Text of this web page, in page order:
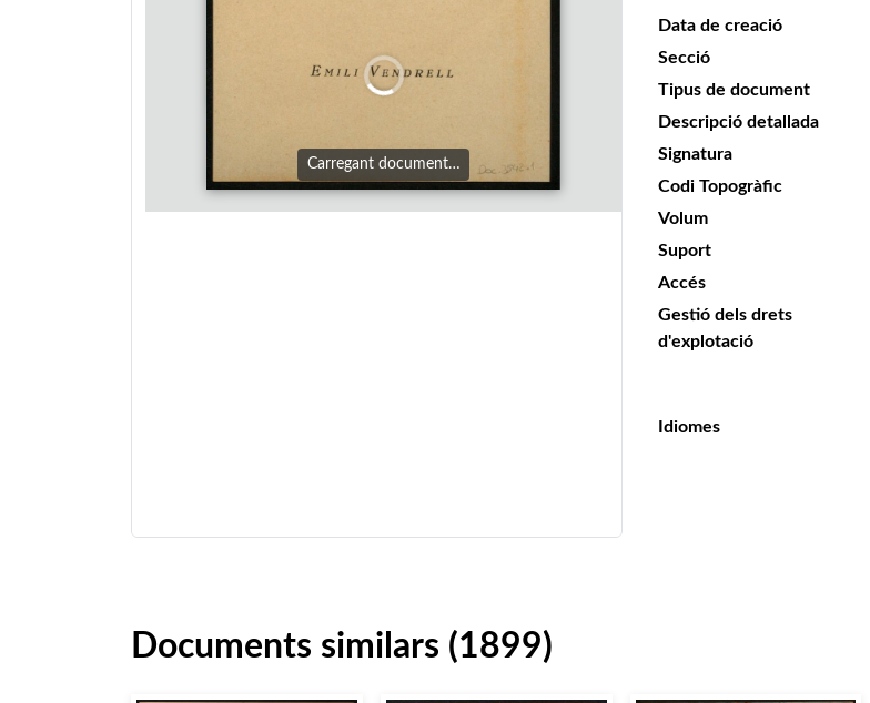
Carregant document…
Data de creació
Secció
Tipus de document
Descripció detallada
Signatura
Codi Topogràfic
Volum
Suport
Accés
Gestió dels drets
d'explotació
Idiomes
Documents similars (1899)